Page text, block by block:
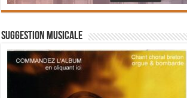
Suggestion musicale